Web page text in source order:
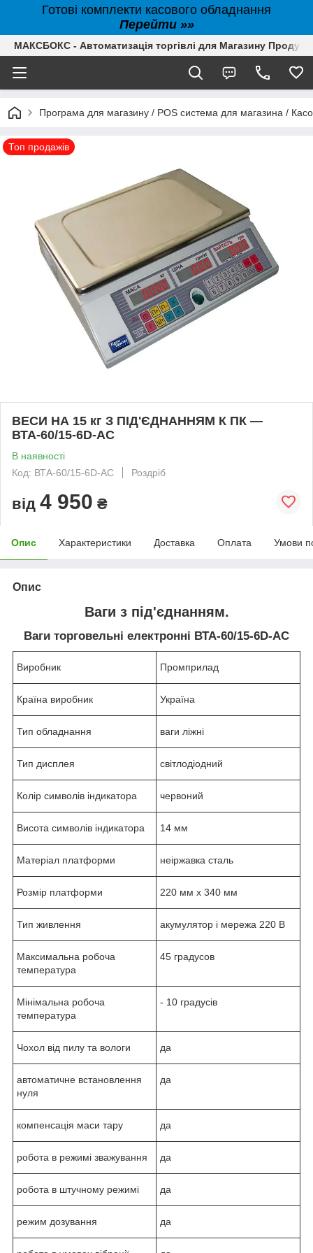
Готові комплекти касового обладнання
Перейти »»
МАКСБОКС - Автоматизація торгівлі для Магазину
Програма для магазину / POS система для магазина /
Топ продажів
ВЕСИ НА 15 кг З ПІД'ЄДНАННЯМ К ПК —
ВТА-60/15-6D-АС
В наявності
Код: ВТА-60/15-6D-АС
Роздріб
від 4 950 ₴
Опис Характеристики Доставка Оплата Умови
Опис
Ваги з під'єднанням.
Ваги торговельні електронні ВТА-60/15-6D-AC
Виробник Промприлад
Країна виробник Україна
Тип обладнання ваги ліжні
Тип дисплея світлодіодний
Колір символів індикатора червоний
Висота символів індикатора 14 мм
Матеріал платформи неіржавка сталь
Розмір платформи 220 мм x 340 мм
Тип живлення акумулятор і мережа 220 В
Максимальна робоча
температура
45 градусов
Мінімальна робоча
температура
- 10 градусів
Чохол від пилу та вологи да
автоматичне встановлення
нуля
да
компенсація маси тару да
робота в режимі зважування да
робота в штучному режимі да
режим дозування да